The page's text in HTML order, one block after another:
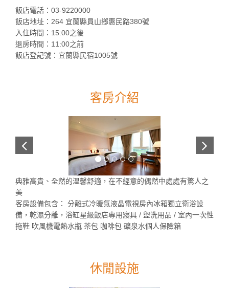
飯店電話：03-9220000
飯店地址：264 宜蘭縣員山鄉惠民路380號
入住時間：15:00之後
退房時間：11:00之前
飯店登記號：宜蘭縣民宿1005號
客房介紹
典雅高貴、全然的溫馨舒適，在不經意的偶然中處處有驚人之
美
客房設備包含： 分離式冷暖氣液晶電視房內冰箱獨立衛浴設
備，乾濕分離，浴缸星級飯店專用寢具 / 盥洗用品 / 室內一次性
拖鞋 吹風機電熱水瓶 茶包 咖啡包 礦泉水個人保險箱
休閒設施